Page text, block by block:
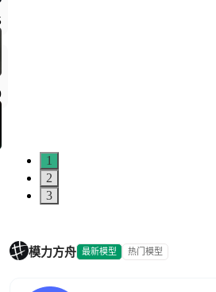
1
2
3
模力方舟 最新模型 热门模型